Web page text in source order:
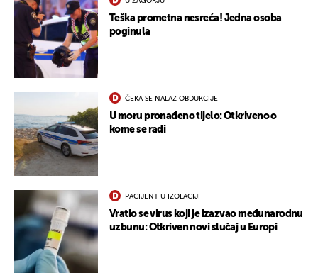
Teška prometna nesreća! Jedna osoba
poginula
ČEKA SE NALAZ OBDUKCIJE
U moru pronađeno tijelo: Otkriveno o
kome se radi
PACIJENT U IZOLACIJI
Vratio se virus koji je izazvao međunarodnu
uzbunu: Otkriven novi slučaj u Europi